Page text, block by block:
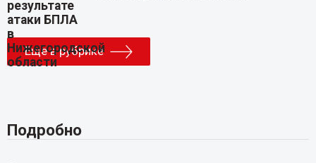
Еще в рубрике
Подробно